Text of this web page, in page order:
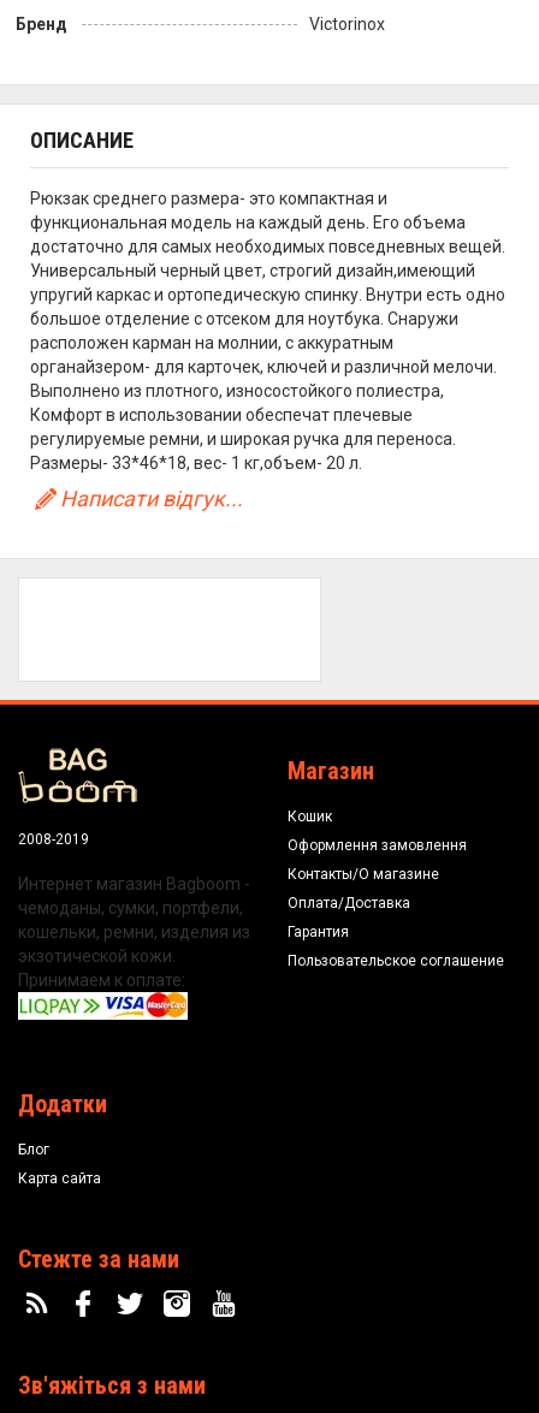
Бренд
Victorinox
ОПИСАНИЕ
Рюкзак среднего размера- это компактная и
функциональная модель на каждый день. Его объема
достаточно для самых необходимых повседневных вещей.
Универсальный черный цвет, строгий дизайн,имеющий
упругий каркас и ортопедическую спинку. Внутри есть одно
большое отделение с отсеком для ноутбука. Снаружи
расположен карман на молнии, с аккуратным
органайзером- для карточек, ключей и различной мелочи.
Выполнено из плотного, износостойкого полиестра,
Комфорт в использовании обеспечат плечевые
регулируемые ремни, и широкая ручка для переноса.
Размеры- 33*46*18, вес- 1 кг,объем- 20 л.
Написати відгук...
2008-2019
Интернет магазин Bagboom -
чемоданы, сумки, портфели,
кошельки, ремни, изделия из
экзотической кожи.
Принимаем к оплате:
Магазин
Кошик
Оформлення замовлення
Контакты/О магазине
Оплата/Доставка
Гарантия
Пользовательское соглашение
Додатки
Блог
Карта сайта
Стежте за нами
Зв'яжіться з нами